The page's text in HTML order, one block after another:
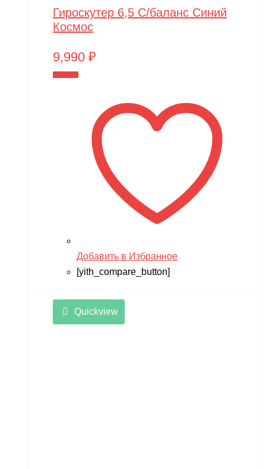
Гироскутер 6,5 С/баланс Синий
Космос
9,990 ₽
Добавить в Избранное
[yith_compare_button]
Quickview